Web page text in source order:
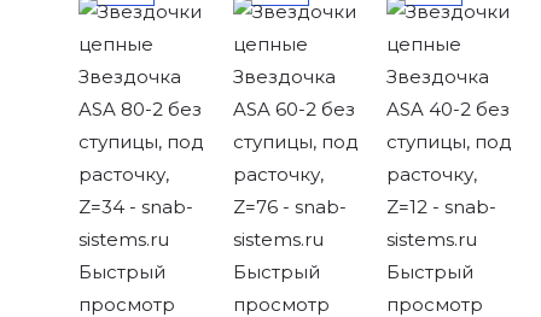
Быстрый
просмотр
Быстрый
просмотр
Быстрый
просмотр